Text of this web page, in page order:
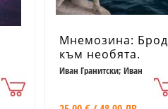
Мнемозина: Брод
към необята.
Квинти (мистична
Иван Гранитски; Иван